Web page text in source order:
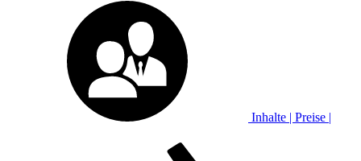
Inhalte | Preise |